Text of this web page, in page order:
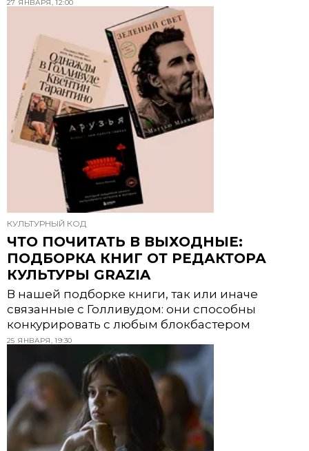
27 ЯНВАРЯ, 12:00
КУЛЬТУРНЫЙ КОД
ЧТО ПОЧИТАТЬ В ВЫХОДНЫЕ:
ПОДБОРКА КНИГ ОТ РЕДАКТОРА
КУЛЬТУРЫ GRAZIA
В нашей подборке книги, так или иначе
связанные с Голливудом: они способны
конкурировать с любым блокбастером
25 ЯНВАРЯ, 19:30